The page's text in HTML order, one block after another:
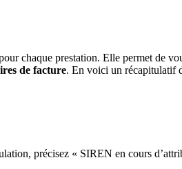
chaque prestation. Elle permet de
de facture. En voici un récapitulatif
précisez « SIREN en cours